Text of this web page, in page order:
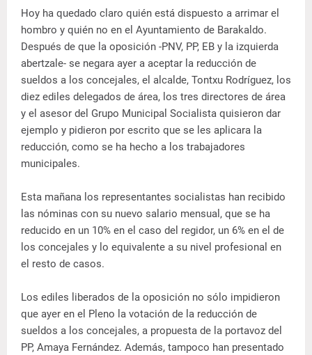
Hoy ha quedado claro quién está dispuesto a arrimar el
hombro y quién no en el Ayuntamiento de Barakaldo.
Después de que la oposición -PNV, PP, EB y la izquierda
abertzale- se negara ayer a aceptar la reducción de
sueldos a los concejales, el alcalde, Tontxu Rodríguez, los
diez ediles delegados de área, los tres directores de área
y el asesor del Grupo Municipal Socialista quisieron dar
ejemplo y pidieron por escrito que se les aplicara la
reducción, como se ha hecho a los trabajadores
municipales.
Esta mañana los representantes socialistas han recibido
las nóminas con su nuevo salario mensual, que se ha
reducido en un 10% en el caso del regidor, un 6% en el de
los concejales y lo equivalente a su nivel profesional en
el resto de casos.
Los ediles liberados de la oposición no sólo impidieron
que ayer en el Pleno la votación de la reducción de
sueldos a los concejales, a propuesta de la portavoz del
PP, Amaya Fernández. Además, tampoco han presentado